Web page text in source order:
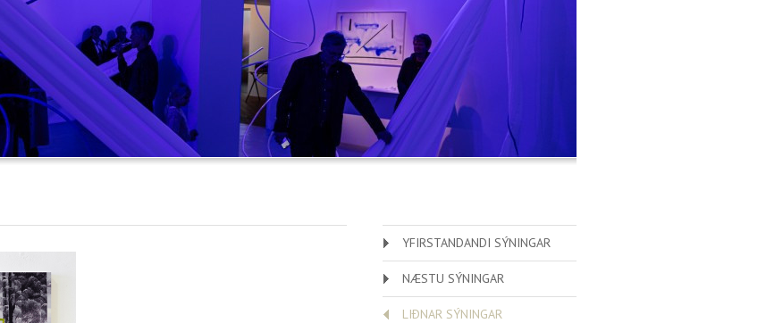
YFIRSTANDANDI SÝNINGAR
NÆSTU SÝNINGAR
LIÐNAR SÝNINGAR